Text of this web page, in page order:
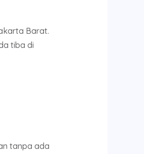
Barat.
tiba di
tanpa ada